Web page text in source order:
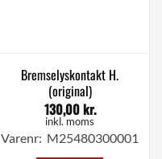
Bremselyskontakt H.
(original)
130,00kr.
inkl. moms
Varenr: M25480300001